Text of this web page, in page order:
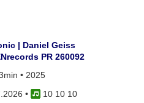
| Daniel Geiss
PR 260092
• 2025
•
10 10 10